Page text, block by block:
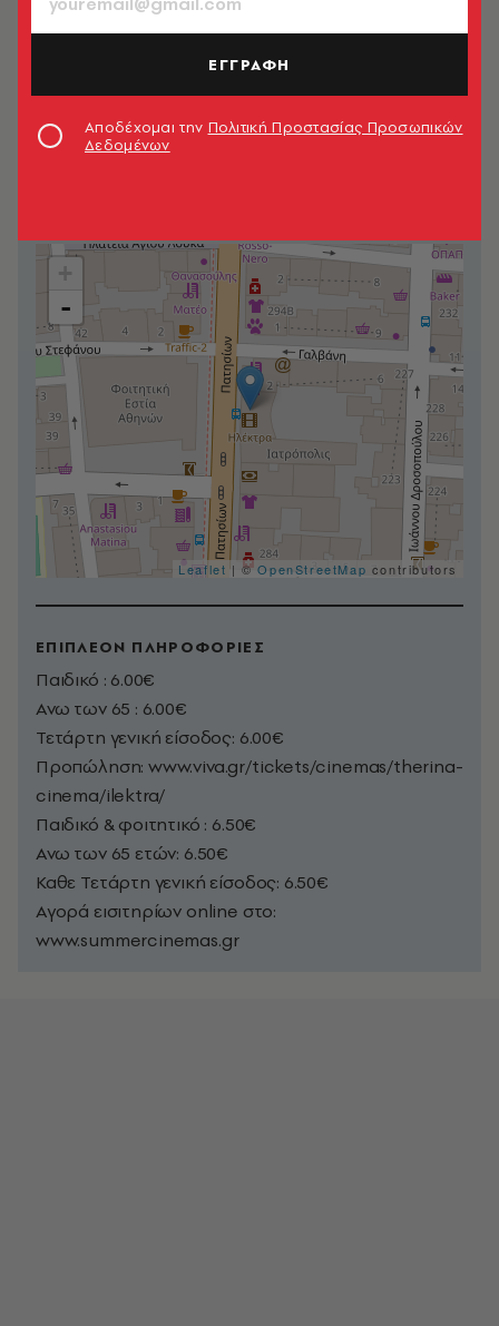
EMAIL
info@summercinemas.gr
summercinemas.gr/cinemas/ilektra
-
Leaflet | ©OpenStreetMap contributors
ΕΠΙΠΛΕΟΝ ΠΛΗΡΟΦΟΡΙΕΣ
Παιδικό : 6.00€
Ανω των 65 : 6.00€
Τετάρτη γενική είσοδος: 6.00€
Προπώληση: www.viva.gr/tickets/cinemas/therina-
cinema/ilektra/
Παιδικό & φοιτητικό : 6.50€
Ανω των 65 ετών: 6.50€
Καθε Τετάρτη γενική είσοδος: 6.50€
Αγορά εισιτηρίων online στο:
www.summercinemas.gr
ΕΓΓΡΑΦΗ
Αποδέχομαι την Πολιτική Προστασίας Προσωπικών
Δεδομένων